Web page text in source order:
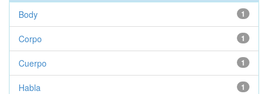
1
Body
1
Corpo
1
Cuerpo
1
Habla